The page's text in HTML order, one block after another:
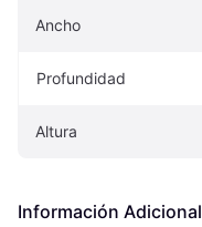
Ancho
Profundidad
Altura
Información Adicional